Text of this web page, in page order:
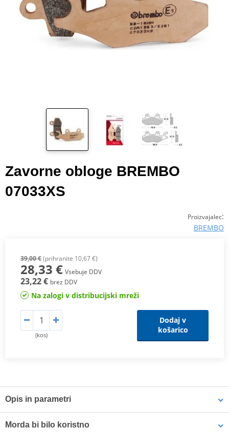
Zavorne obloge BREMBO
07033XS
Proizvajalec:
BREMBO
39,00 €(prihranite 10,67 €)
28,33 € Vsebuje DDV
23,22 € brez DDV
Na zalogi v distribucijski mreži
(kos)
Dodaj v
košarico
Opis in parametri
Morda bi bilo koristno